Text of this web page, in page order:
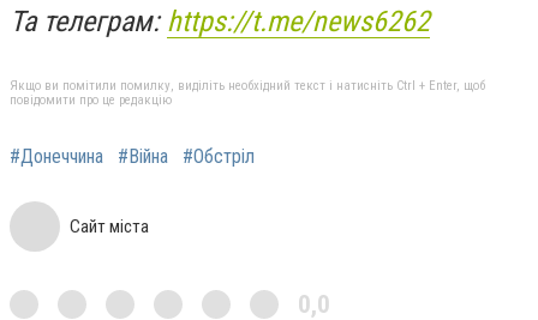
Та телеграм:https://t.me/news6262
Якщо ви помітили помилку, виділіть необхідний текст і натисніть Ctrl + Enter, щоб
повідомити про це редакцію
#Донеччина #Війна #Обстріл
Сайт міста
0,0